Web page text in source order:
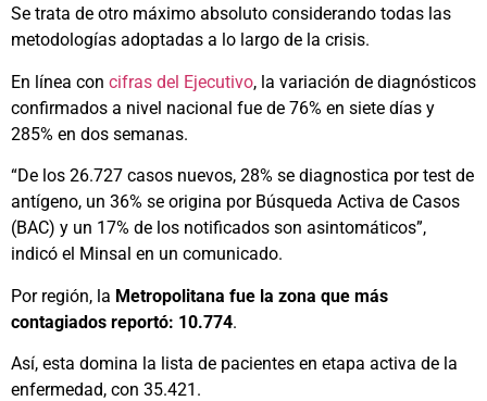
Se trata de otro máximo absoluto considerando todas las
metodologías adoptadas a lo largo de la crisis.
En línea con cifras del Ejecutivo, la variación de diagnósticos
confirmados a nivel nacional fue de 76% en siete días y
285% en dos semanas.
“De los 26.727 casos nuevos, 28% se diagnostica por test de
antígeno, un 36% se origina por Búsqueda Activa de Casos
(BAC) y un 17% de los notificados son asintomáticos”,
indicó el Minsal en un comunicado.
Por región, la Metropolitana fue la zona que más
contagiados reportó: 10.774.
Así, esta domina la lista de pacientes en etapa activa de la
enfermedad, con 35.421.